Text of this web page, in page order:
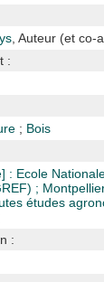
, Auteur (et co-
:
; Bois
: Ecole
;
études
: